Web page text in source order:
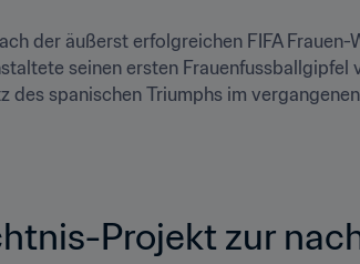
der äußerst erfolgreichen FIFA
seinen ersten
des spanischen Triumphs im
Projekt zur